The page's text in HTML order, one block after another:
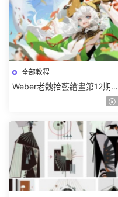
全部教程
Weber老魏拾藝繪畫第12期角
色特訓班【畫質不錯隻有視